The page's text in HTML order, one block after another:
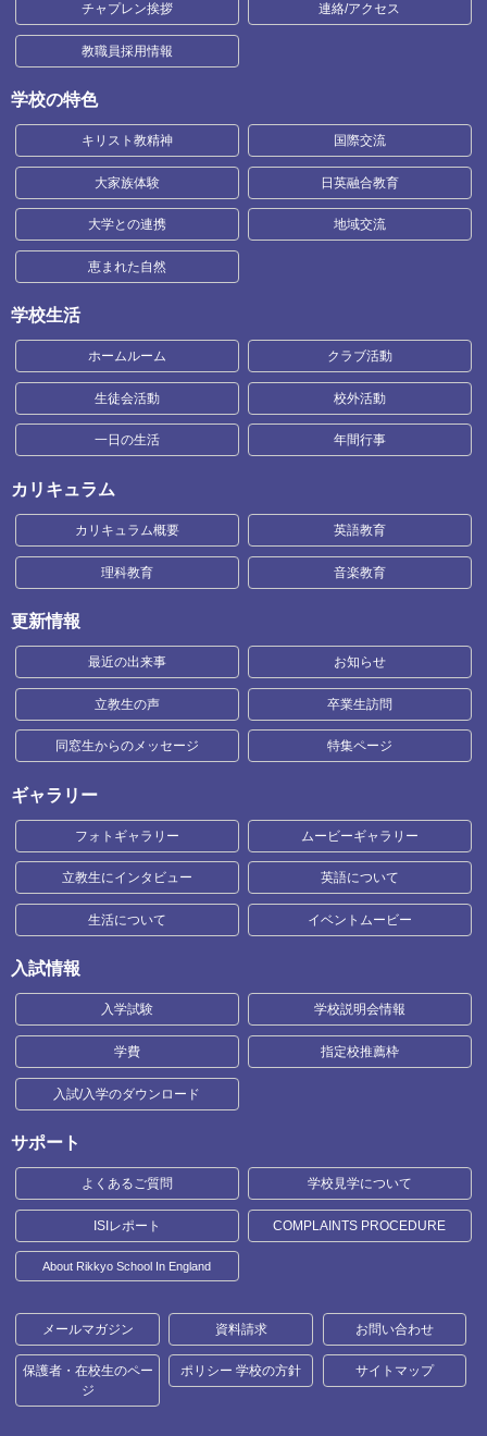
チャプレン挨拶 連絡/アクセス
教職員採用情報
学校の特色
キリスト教精神 国際交流
大家族体験 日英融合教育
大学との連携 地域交流
恵まれた自然
学校生活
ホームルーム クラブ活動
生徒会活動 校外活動
一日の生活 年間行事
カリキュラム
カリキュラム概要 英語教育
理科教育 音楽教育
更新情報
最近の出来事 お知らせ
立教生の声 卒業生訪問
同窓生からのメッセージ 特集ページ
ギャラリー
フォトギャラリー ムービーギャラリー
立教生にインタビュー 英語について
生活について イベントムービー
入試情報
入学試験 学校説明会情報
学費 指定校推薦枠
入試/入学のダウンロード
サポート
よくあるご質問 学校見学について
ISIレポート COMPLAINTS PROCEDURE
About Rikkyo School In England
メールマガジン 資料請求 お問い合わせ
保護者・在校生のペー
ジ
ポリシー 学校の方針 サイトマップ